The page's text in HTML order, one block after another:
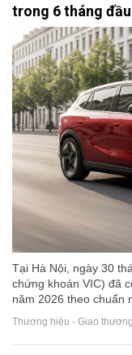
trong 6 tháng
Tại Hà Nội, ngày 30
chứng khoán VIC) đã
năm 2026 theo chuẩn
Thương hiệu - Giao thương